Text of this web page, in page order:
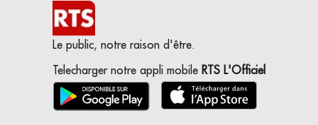
Le public, notre raison d'être.
Telecharger notre appli mobile RTS L'Officiel